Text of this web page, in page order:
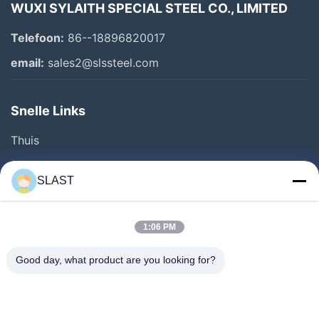
WUXI SYLAITH SPECIAL STEEL CO., LIMITED
Telefoon: 86--18896820017
email: sales2@slssteel.com
Snelle Links
Thuis
Producten
Video's
Kwaliteitscontrole
SLAST
1:06 PM
Good day, what product are you looking for?